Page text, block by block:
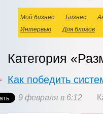
Категория
Как победить
9 февраля в 6:12
Мой бизнес Бизнес
Интервью
Для блогов